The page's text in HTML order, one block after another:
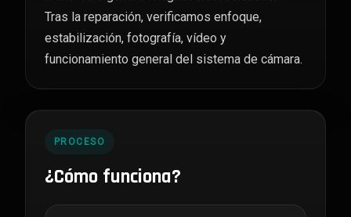
Tras la reparación, verificamos enfoque,
estabilización, fotografía, vídeo y
funcionamiento general del sistema de cámara.
PROCESO
¿Cómo funciona?